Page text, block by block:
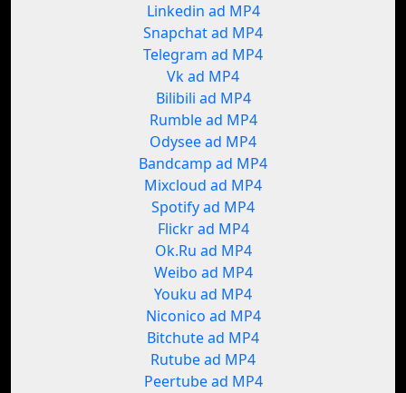
Linkedin ad MP4
Snapchat ad MP4
Telegram ad MP4
Vk ad MP4
Bilibili ad MP4
Rumble ad MP4
Odysee ad MP4
Bandcamp ad MP4
Mixcloud ad MP4
Spotify ad MP4
Flickr ad MP4
Ok.Ru ad MP4
Weibo ad MP4
Youku ad MP4
Niconico ad MP4
Bitchute ad MP4
Rutube ad MP4
Peertube ad MP4